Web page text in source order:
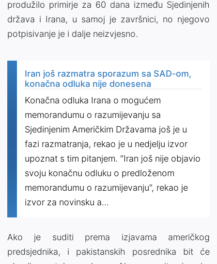
produžilo primirje za 60 dana između Sjedinjenih
država i Irana, u samoj je završnici, no njegovo
potpisivanje je i dalje neizvjesno.
Iran još razmatra sporazum sa SAD-om,
konačna odluka nije donesena
Konačna odluka Irana o mogućem
memorandumu o razumijevanju sa
Sjedinjenim Američkim Državama još je u
fazi razmatranja, rekao je u nedjelju izvor
upoznat s tim pitanjem. "Iran još nije objavio
svoju konačnu odluku o predloženom
memorandumu o razumijevanju", rekao je
izvor za novinsku a...
Ako je suditi prema izjavama američkog
predsjednika, i pakistanskih posrednika bit će